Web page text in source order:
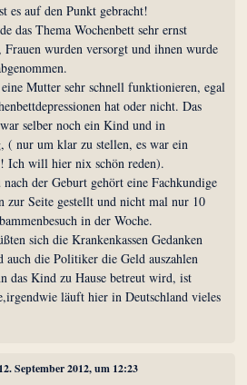
es auf den Punkt gebracht!
das Thema Wochenbett sehr ernst
Frauen wurden versorgt und ihnen wurde
Mutter sehr schnell funktionieren, egal
hat oder nicht. Das
selber noch ein Kind und in
( nur um klar zu stellen, es war ein
Ich will hier nix schön reden).
nach der Geburt gehört eine Fachkundige
zur Seite gestellt und nicht mal nur 10
in der Woche.
sich die Krankenkassen Gedanken
auch die Politiker die Geld auszahlen
das Kind zu Hause betreut wird, ist
läuft hier in Deutschland vieles
September 2012, um 12:23